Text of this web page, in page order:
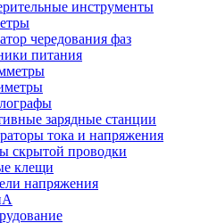
инструменты
чередования фаз
питания
зарядные станции
тока и напряжения
скрытой проводки
клещи
напряжения